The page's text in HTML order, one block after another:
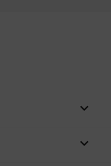

